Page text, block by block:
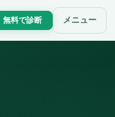
無料で診断 メニュー